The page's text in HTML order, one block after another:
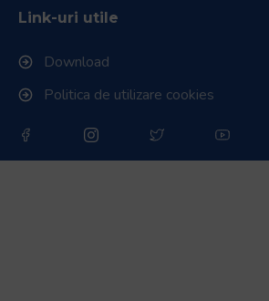
Link-uri utile
Download
Politica de utilizare cookies